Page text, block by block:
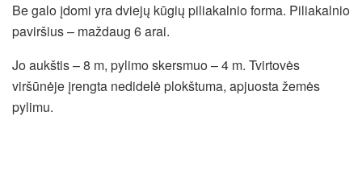
Be galo įdomi yra dviejų kūgių piliakalnio forma. Piliakalnio
paviršius – maždaug 6 arai.
Jo aukštis – 8 m, pylimo skersmuo – 4 m. Tvirtovės
viršūnėje įrengta nedidelė plokštuma, apjuosta žemės
pylimu.